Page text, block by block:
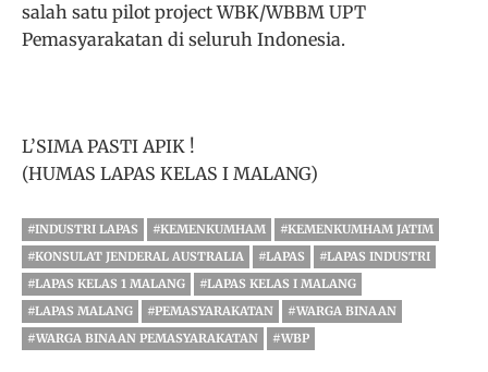
salah satu pilot project WBK/WBBM UPT
Pemasyarakatan di seluruh Indonesia.
L’SIMA PASTI APIK !
(HUMAS LAPAS KELAS I MALANG)
#INDUSTRI LAPAS #KEMENKUMHAM
#KEMENKUMHAM JATIM
#KONSULAT JENDERAL AUSTRALIA
#LAPAS
#LAPAS INDUSTRI
#LAPAS KELAS 1 MALANG
#LAPAS KELAS I MALANG
#LAPAS MALANG
#PEMASYARAKATAN
#WARGA BINAAN
#WARGA BINAAN PEMASYARAKATAN
#WBP